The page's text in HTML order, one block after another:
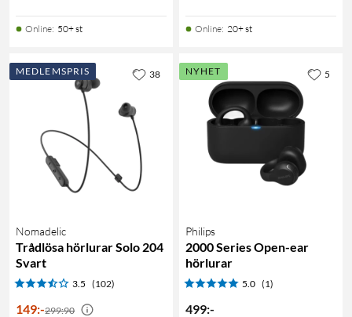
Online: 50+ st Online: 20+ st
MEDLEMSPRIS
Nomadelic
Trådlösa hörlurar Solo 204
Svart
3.5 (102)
149:-299:90
38 NYHET
Philips
2000 Series Open-ear
hörlurar
5.0 (1)
499:-
5